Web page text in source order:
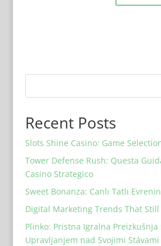
Recent Posts
Slots Shine Casino: Game
Tower Defense Rush: Questa
Casino Strategico
Sweet Bonanza: Canlı Tatlı
Digital Marketing Trends That
Plinko: Pristna Igralna Preizkušnja
Upravljanjem nad Svojimi Stávami